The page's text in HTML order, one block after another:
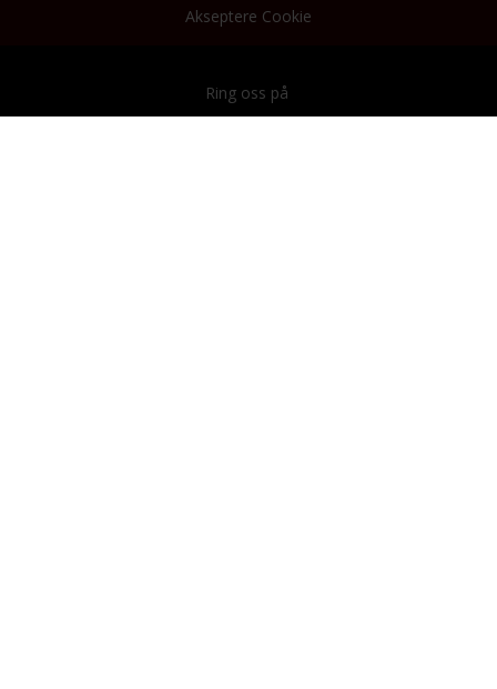
Akseptere Cookie
Ring oss på